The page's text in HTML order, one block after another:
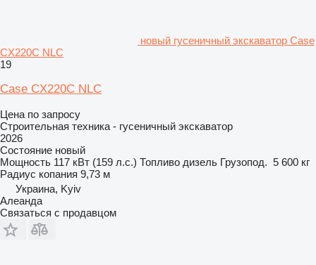
новый гусеничный экскаватор Case
CX220C NLC
19
Case CX220C NLC
Цена по запросу
Строительная техника - гусеничный экскаватор
2026
Состояние новый
Мощность 117 кВт (159 л.с.) Топливо дизель Грузопод. 5 600 кг
Радиус копания 9,73 м
Украина, Kyiv
Алеанда
Связаться с продавцом